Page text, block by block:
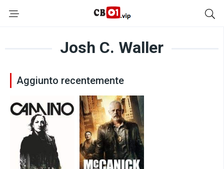
Josh C. Waller
Aggiunto recentemente